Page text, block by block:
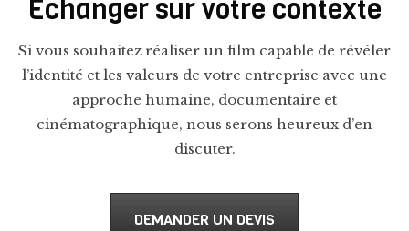
Échanger sur votre contexte
Si vous souhaitez réaliser un film capable de révéler
l’identité et les valeurs de votre entreprise avec une
approche humaine, documentaire et
cinématographique, nous serons heureux d’en
discuter.
DEMANDER UN DEVIS